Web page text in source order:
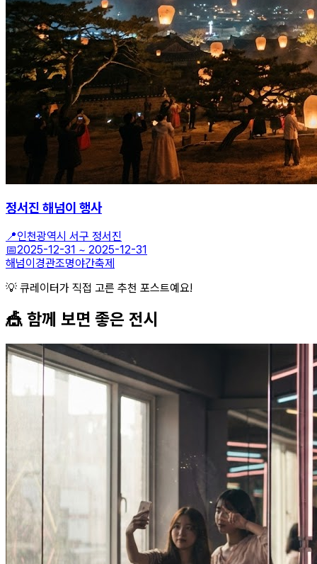
정서진 해넘이 행사
📍인천광역시 서구 정서진
📅2025-12-31 ~ 2025-12-31
해넘이 경관조명야간축제
💡 큐레이터가 직접 고른 추천 포스트예요!
🎪 함께 보면 좋은 전시